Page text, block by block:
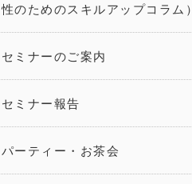
性のためのスキルアップコラム）
セミナーのご案内
セミナー報告
パーティー・お茶会